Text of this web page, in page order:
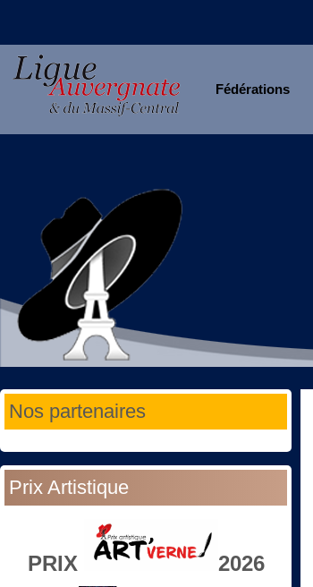
Fédérations
Nos partenaires
Prix Artistique
PRIX 2026